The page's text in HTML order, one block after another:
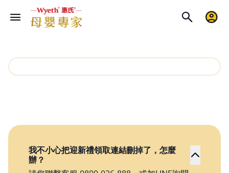
我不小心把迎新禮領取連結刪掉了，怎麼
辦？